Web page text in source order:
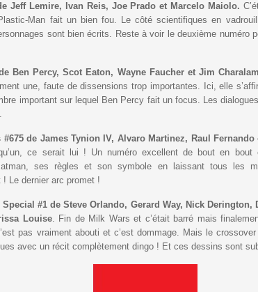
Jeff Lemire, Ivan Reis, Joe Prado et Marcelo Maiolo.
Man fait un bien fou. Le côté scientifiques en
sont bien écrits. Reste à voir le deuxième numéro
Ben Percy, Scot Eaton, Wayne Faucher et Jim
une, faute de dissensions trop importantes. Ici, elle
important sur lequel Ben Percy fait un focus. Les
#675 de James Tynion IV, Alvaro Martinez, Raul
ce serait lui ! Un numéro excellent de bout en bout
ses règles et son symbole en laissant tous les
! Le dernier arc promet !
#1 de Steve Orlando, Gerard Way, Nick Derington,
Louise. Fin de Milk Wars et c’était barré mais
pas vraiment abouti et c’est dommage. Mais le
avec un récit complètement dingo ! Et ces dessins sont